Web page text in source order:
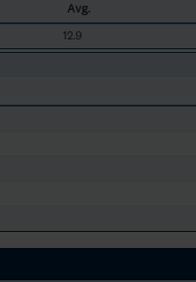
Avg.
12.9